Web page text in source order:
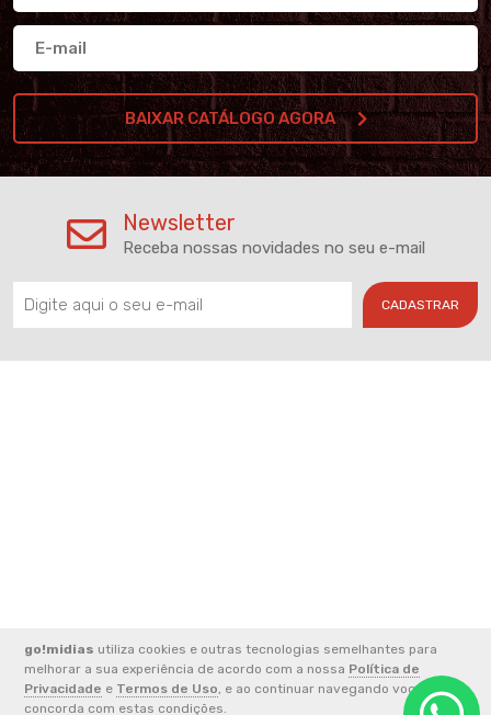
go!midias utiliza cookies e outras tecnologias semelhantes para
melhorar a sua experiência de acordo com a nossa Política de
Privacidade e Termos de Uso, e ao continuar navegando você
concorda com estas condições.
BAIXAR CATÁLOGO AGORA
Newsletter
Receba nossas novidades no seu e-mail
CADASTRAR
2026 © CNPJ: 33.852.824/0001-49 - FERREIRA E ALVES
COMUNICACAO LTDA